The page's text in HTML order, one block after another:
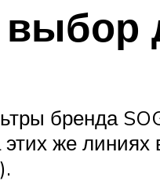
бренда
же